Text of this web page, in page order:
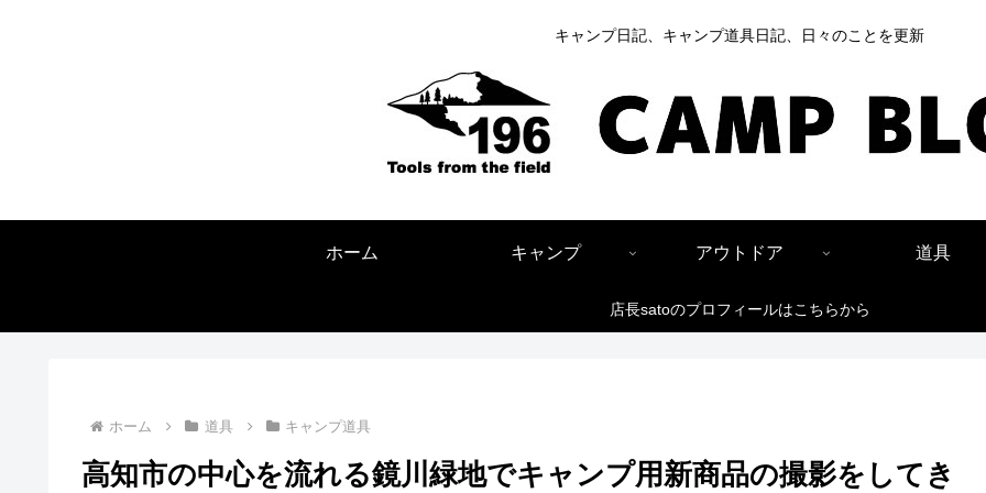
キャンプ日記、キャンプ道具日記、日々のことを更新
ホーム キャンプ アウトドア 道具
店長satoのプロフィールはこちらから
ホーム 道具 キャンプ道具
高知市の中心を流れる鏡川緑地でキャンプ用新商品の撮影をしてき